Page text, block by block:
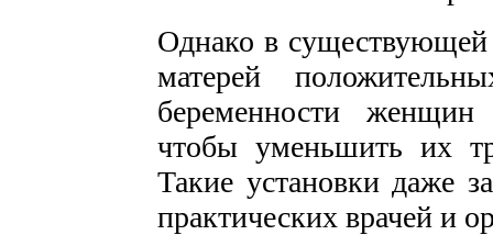
Однако в существующей
матерей
беременности женщин
чтобы уменьшить их
Такие установки даже
практических врачей и